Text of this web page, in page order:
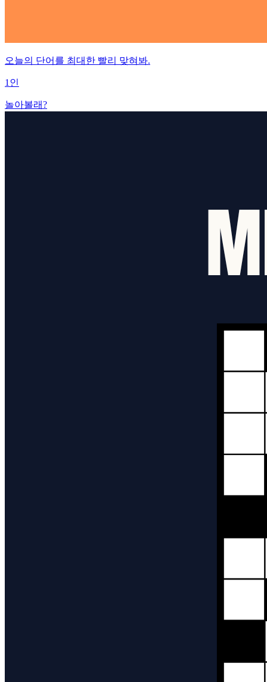
오늘의 단어를 최대한 빨리 맞혀봐.
1인
놀아볼래?